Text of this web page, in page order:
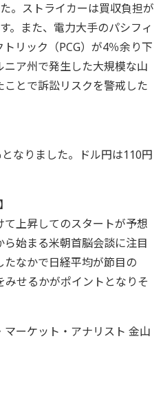
。ストライカーは買収負担が
。また、電力大手のパシフィ
リック（PCG）が4％余り下
ア州で発生した大規模な山
とで訴訟リスクを警戒した
なりました。ドル円は110円
上昇してのスタートが予想
始まる米朝首脳会談に注目
なかで日経平均が節目の
せるかがポイントとなりそ
ーケット・アナリスト 金山